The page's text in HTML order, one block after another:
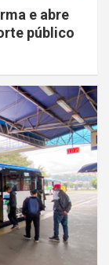
e abre
público